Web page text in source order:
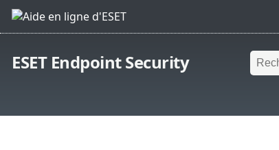
ESET Endpoint Security